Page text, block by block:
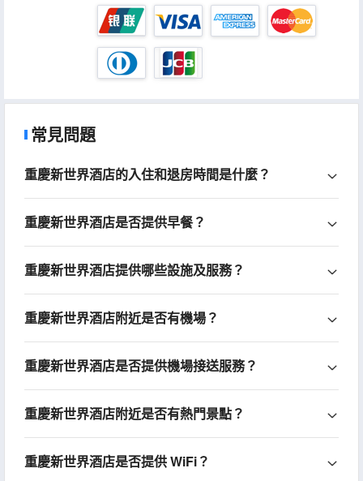
常見問題
重慶新世界酒店的入住和退房時間是什麼？
重慶新世界酒店是否提供早餐？
重慶新世界酒店提供哪些設施及服務？
重慶新世界酒店附近是否有機場？
重慶新世界酒店是否提供機場接送服務？
重慶新世界酒店附近是否有熱門景點？
重慶新世界酒店是否提供 WiFi？